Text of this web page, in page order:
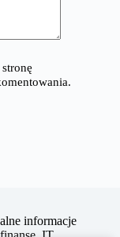
informacje